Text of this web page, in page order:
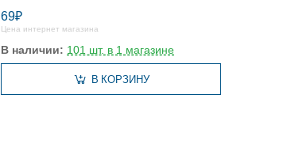
69₽
Цена интернет магазина
В наличии: 101 шт. в 1 магазине
В КОРЗИНУ